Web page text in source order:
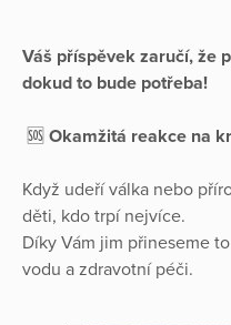
Váš příspěvek zaručí, že
dokud to bude potřeba!
🆘 Okamžitá reakce na
Když udeří válka nebo
děti, kdo trpí nejvíce.
Díky Vám jim přineseme
vodu a zdravotní péči.